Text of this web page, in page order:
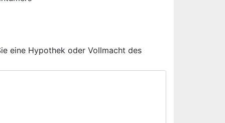
eine Hypothek oder Vollmacht des